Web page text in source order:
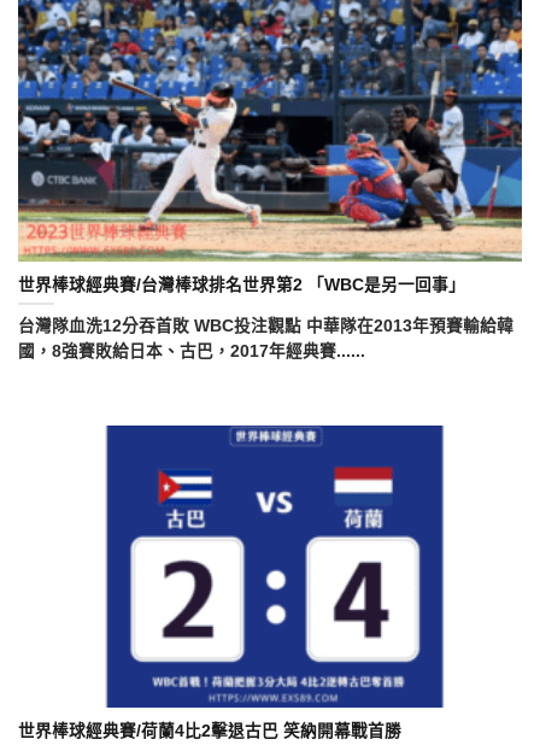
世界棒球經典賽/台灣棒球排名世界第2 「WBC是另一回事」
台灣隊血洗12分吞首敗 WBC投注觀點 中華隊在2013年預賽輸給韓
國，8強賽敗給日本、古巴，2017年經典賽......
世界棒球經典賽/荷蘭4比2擊退古巴 笑納開幕戰首勝